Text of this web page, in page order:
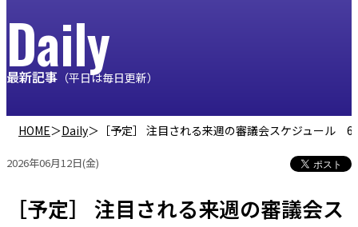
Daily
最新記事 （平日は毎日更新）
HOME＞Daily＞ ［予定］ 注目される来週の審議会スケジュール
2026年06月12日(金)
［予定］ 注目される来週の審議会ス